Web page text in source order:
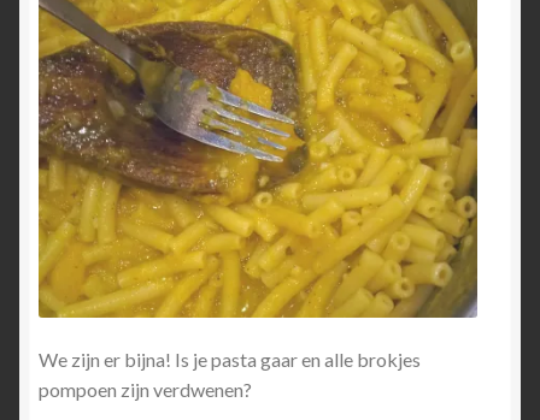
We zijn er bijna! Is je pasta gaar en alle brokjes
pompoen zijn verdwenen?